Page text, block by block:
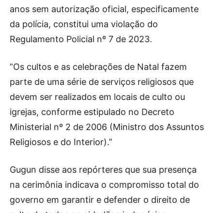
anos sem autorização oficial, especificamente
da polícia, constitui uma violação do
Regulamento Policial nº 7 de 2023.
“Os cultos e as celebrações de Natal fazem
parte de uma série de serviços religiosos que
devem ser realizados em locais de culto ou
igrejas, conforme estipulado no Decreto
Ministerial nº 2 de 2006 (Ministro dos Assuntos
Religiosos e do Interior).”
Gugun disse aos repórteres que sua presença
na cerimônia indicava o compromisso total do
governo em garantir e defender o direito de